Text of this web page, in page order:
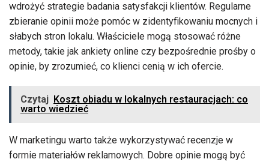
wdrożyć strategie badania satysfakcji klientów. Regularne
zbieranie opinii może pomóc w zidentyfikowaniu mocnych i
słabych stron lokalu. Właściciele mogą stosować różne
metody, takie jak ankiety online czy bezpośrednie prośby o
opinie, by zrozumieć, co klienci cenią w ich ofercie.
Czytaj Koszt obiadu w lokalnych restauracjach: co
warto wiedzieć
W marketingu warto także wykorzystywać recenzje w
formie materiałów reklamowych. Dobre opinie mogą być